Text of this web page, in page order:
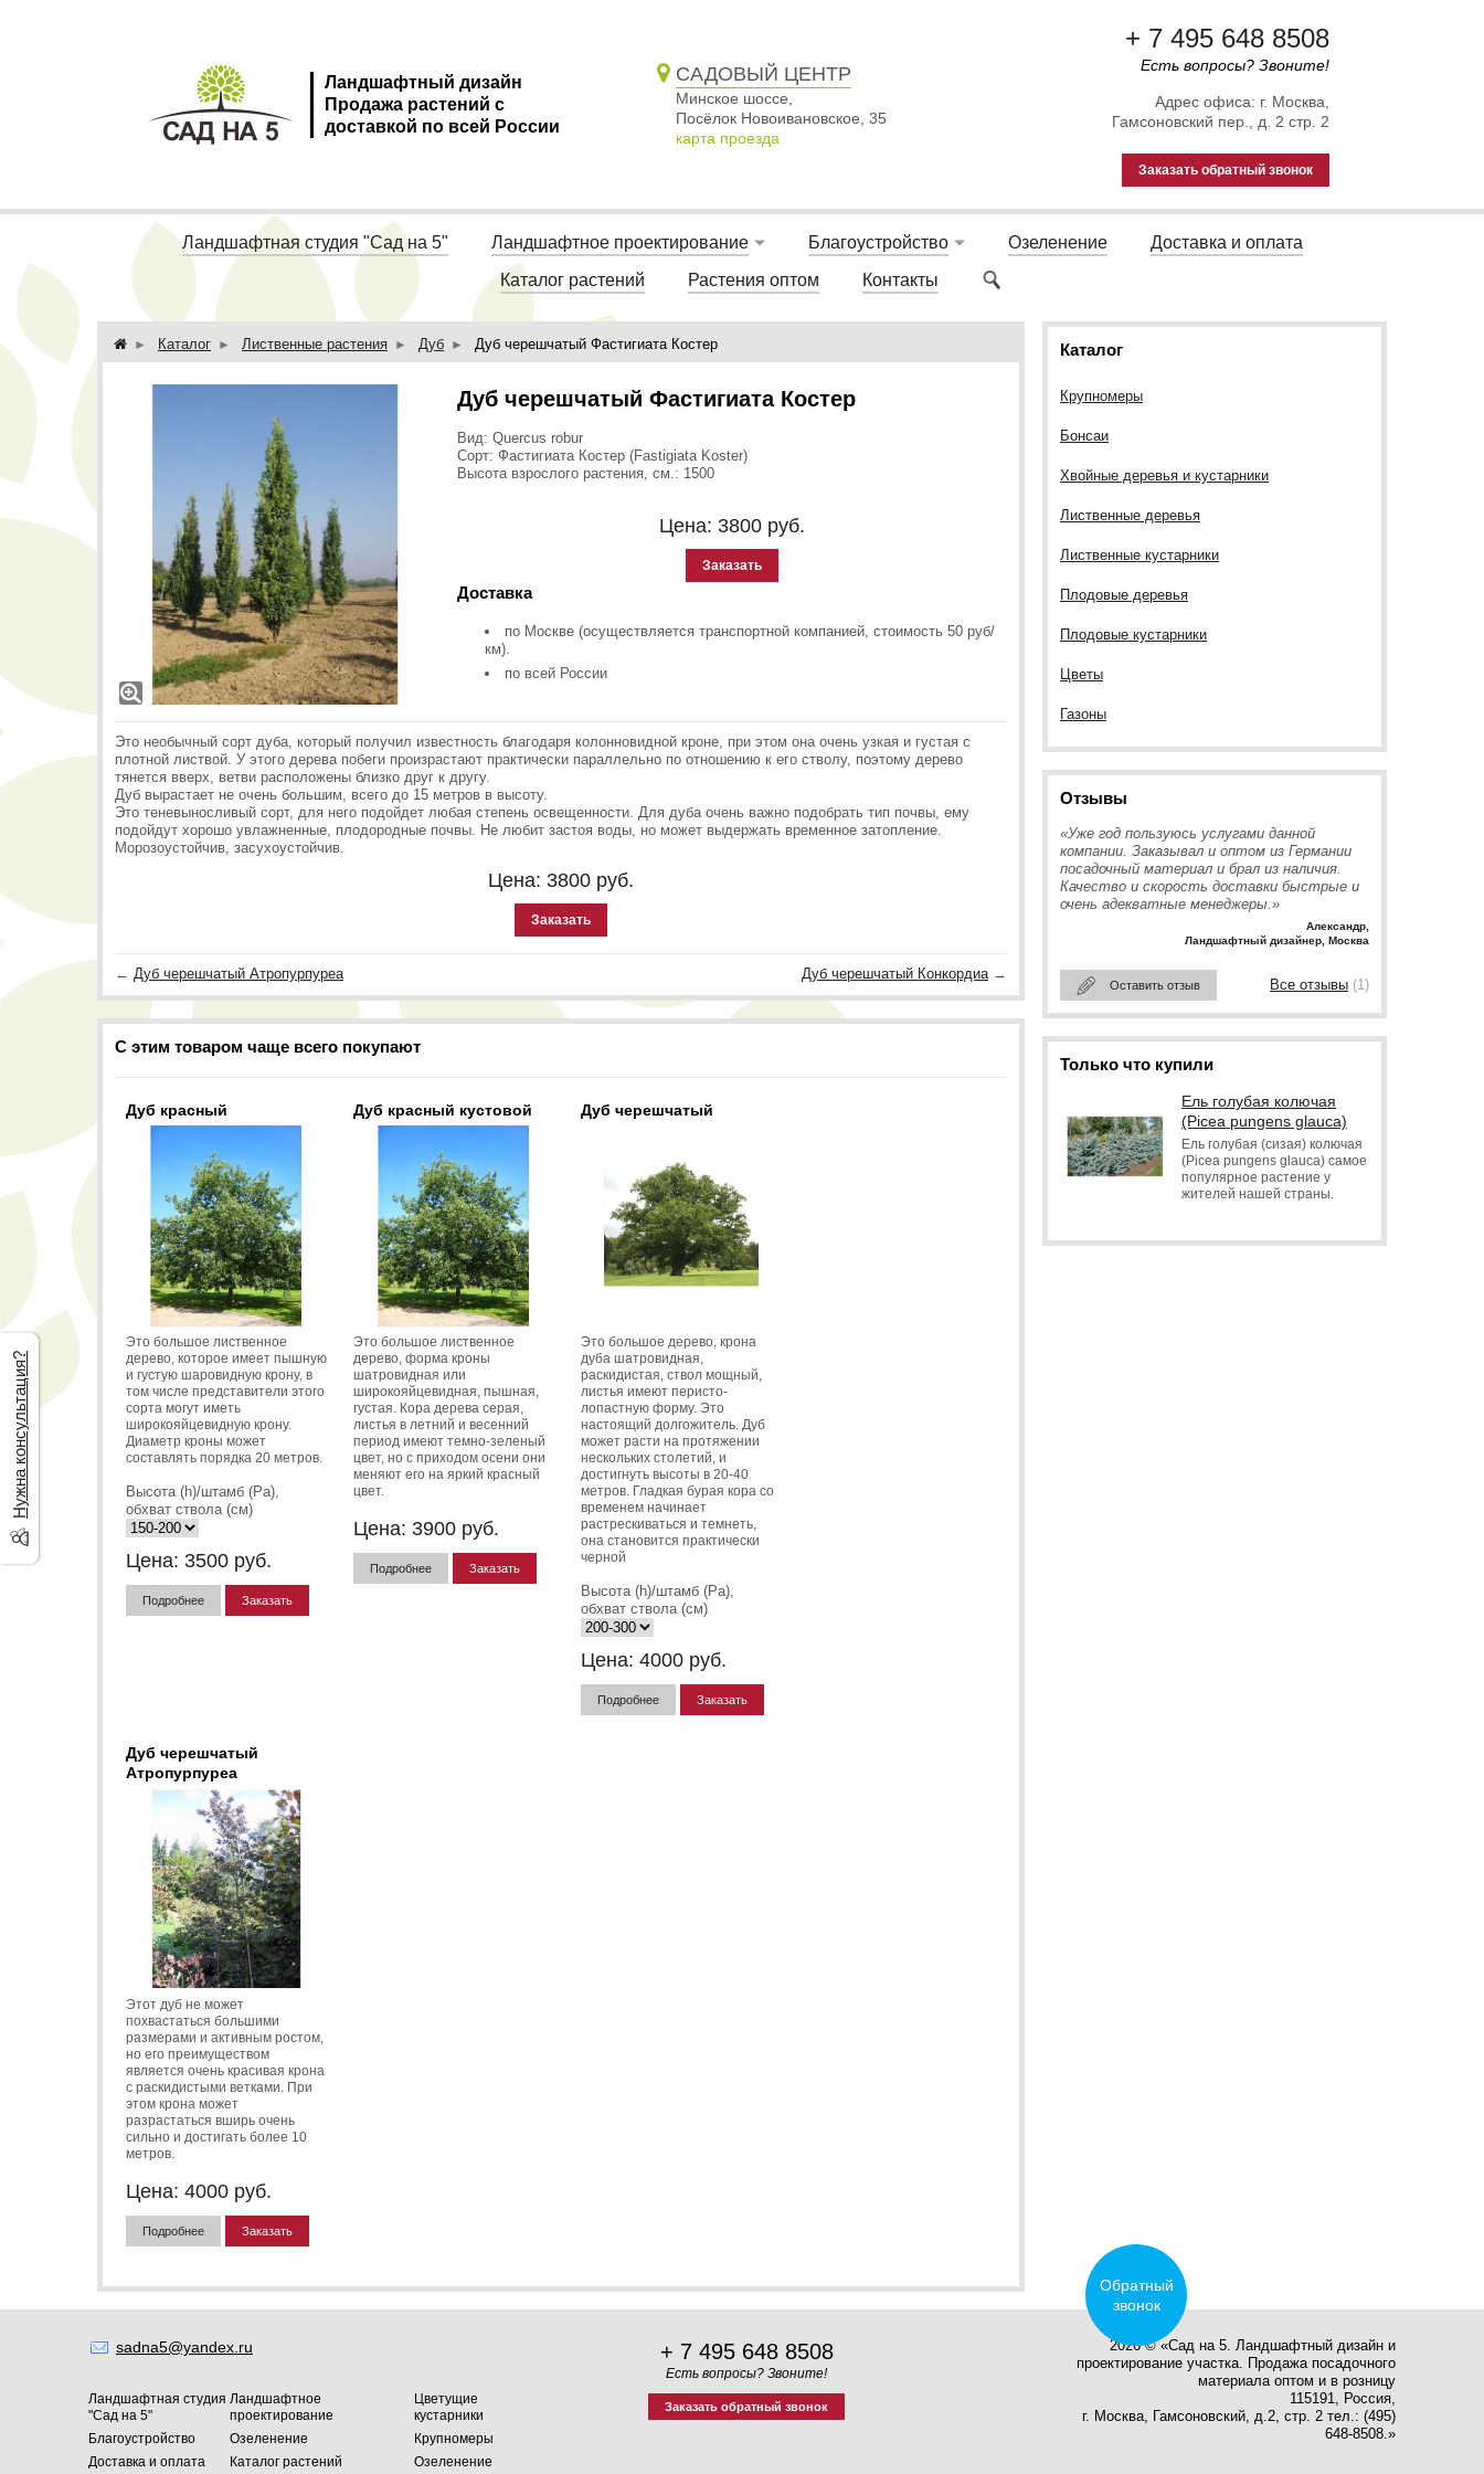
Ландшафтный дизайн
Продажа растений с
доставкой по всей России
САДОВЫЙ ЦЕНТР
Минское шоссе,
Посёлок Новоивановское, 35
карта проезда
+ 7 495 648 8508
Есть вопросы? Звоните!
Адрес офиса: г. Москва,
Гамсоновский пер., д. 2 стр. 2
Заказать обратный звонок
Ландшафтная студия "Сад на 5" Ландшафтное проектирование Благоустройство Озеленение
Доставка и оплата
Каталог растений
Растения оптом Контакты
Каталог
Крупномеры
Бонсаи
Хвойные деревья и кустарники
Лиственные деревья
Лиственные кустарники
Плодовые деревья
Плодовые кустарники
Цветы
Газоны
Отзывы
«Уже год пользуюсь услугами данной
компании. Заказывал и оптом из Германии
посадочный материал и брал из наличия.
Качество и скорость доставки быстрые и
очень адекватные менеджеры.»
Александр
Ландшафтный дизайнер, Москва
Оставить отзыв Все отзывы (1)
Только что купили
Ель голубая колючая
(Picea pungens glauca)
Ель голубая (сизая) колючая
(Picea pungens glauca) самое
популярное растение у
жителей нашей страны.
Каталог Лиственные растения Дуб Дуб черешчатый Фастигиата Костер
Дуб черешчатый Фастигиата Костер
Вид: Quercus robur
Сорт: Фастигиата Костер (Fastigiata Koster)
Высота взрослого растения, см.: 1500
Цена: 3800 руб.
Заказать
Доставка
по Москве (осуществляется транспортной компанией, стоимость 50 руб/
км).
по всей России
Это необычный сорт дуба, который получил известность благодаря колонновидной кроне, при этом она очень узкая и густая с
плотной листвой. У этого дерева побеги произрастают практически параллельно по отношению к его стволу, поэтому дерево
тянется вверх, ветви расположены близко друг к другу.
Дуб вырастает не очень большим, всего до 15 метров в высоту.
Это теневыносливый сорт, для него подойдет любая степень освещенности. Для дуба очень важно подобрать тип почвы, ему
подойдут хорошо увлажненные, плодородные почвы. Не любит застоя воды, но может выдержать временное затопление.
Морозоустойчив, засухоустойчив.
Цена: 3800 руб.
Заказать
← Дуб черешчатый Атропурпуреа Дуб черешчатый Конкордиа→
С этим товаром чаще всего покупают
Дуб красный
Это большое лиственное
дерево, которое имеет пышную
и густую шаровидную крону, в
том числе представители этого
сорта могут иметь
широкояйцевидную крону.
Диаметр кроны может
составлять порядка 20 метров.
Высота (h)/штамб (Pa),
обхват ствола (см)
Цена: 3500 руб.
Подробнее Заказать
Дуб красный кустовой
Это большое лиственное
дерево, форма кроны
шатровидная или
широкояйцевидная, пышная,
густая. Кора дерева серая,
листья в летний и весенний
период имеют темно-зеленый
цвет, но с приходом осени они
меняют его на яркий красный
цвет.
Цена: 3900 руб.
Подробнее Заказать
Дуб черешчатый
Это большое дерево, крона
дуба шатровидная,
раскидистая, ствол мощный,
листья имеют перисто-
лопастную форму. Это
настоящий долгожитель. Дуб
может расти на протяжении
нескольких столетий, и
достигнуть высоты в 20-40
метров. Гладкая бурая кора со
временем начинает
растрескиваться и темнеть,
она становится практически
черной
Высота (h)/штамб (Pa),
обхват ствола (см)
Цена: 4000 руб.
Подробнее Заказать
Дуб черешчатый
Атропурпуреа
Этот дуб не может
похвастаться большими
размерами и активным ростом,
но его преимуществом
является очень красивая крона
с раскидистыми ветками. При
этом крона может
разрастаться вширь очень
сильно и достигать более 10
метров.
Цена: 4000 руб.
Подробнее Заказать
sadna5@yandex.ru
Ландшафтная студия
"Сад на 5"
Ландшафтное
проектирование
Благоустройство
Озеленение
Доставка и оплата
Каталог растений
Цветущие
кустарники
Крупномеры
Озеленение
2026 © «Сад на 5. Ландшафтный дизайн и
проектирование участка. Продажа посадочного
материала оптом и в розницу
115191, Россия,
г. Москва, Гамсоновский, д.2, стр. 2 тел.: (495)
648-8508.»
+ 7 495 648 8508
Есть вопросы? Звоните!
Заказать обратный звонок
Нужна консультация?
Обратный
звонок